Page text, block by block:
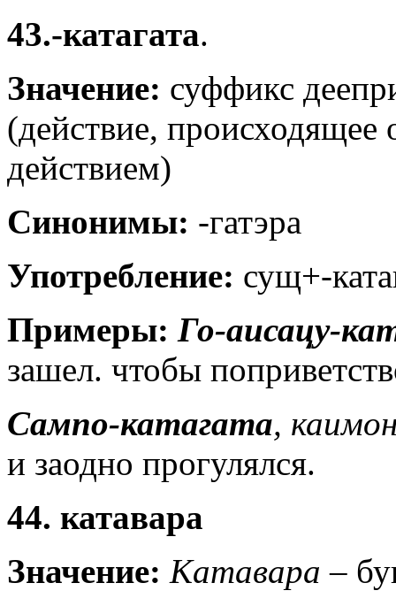
43.-катагата.
Значение: суффикс
(действие,
действием)
Синонимы: -гатэра
Употребление: сущ+-
Примеры: Го-аисацу-
зашел. чтобы
Сампо-катагата,
и заодно прогулялся.
44. катавара
Значение: Катавара–